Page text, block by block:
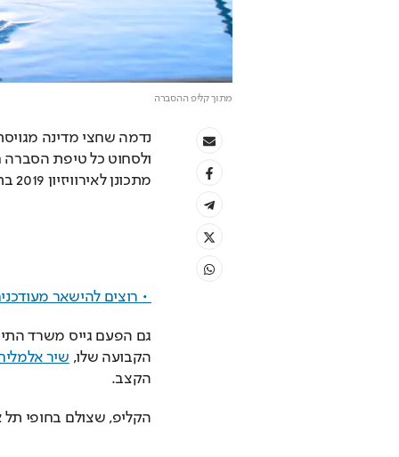
מתוך קליפ ההסברה
נדמה שחצי מדינה
מתכונן לאירוויזיון 2019 בתל אביב, עם דוגמנים, דוגמניות, רקדנים וביט בוקס.
• רוצים להישאר
הקבועה שלו, שיר
הקצב.
הקליפ, שצולם בחופי תל